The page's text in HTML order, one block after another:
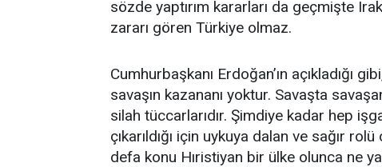
sözde yaptırım kararları da geçmişte
zararı gören Türkiye olmaz.
Cumhurbaşkanı Erdoğan’ın açıkladığı
savaşın kazananı yoktur. Savaşta
silah tüccarlarıdır. Şimdiye kadar hep
çıkarıldığı için uykuya dalan ve sağır
defa konu Hıristiyan bir ülke olunca ne